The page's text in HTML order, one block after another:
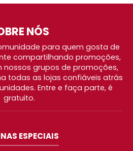
NÓS
para quem gosta de
compartilhando promoções,
nossos grupos de promoções,
todas as lojas confiáveis atrás
Entre e faça parte, é
gratuito.
ESPECIAIS